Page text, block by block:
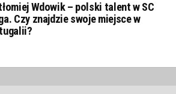
Wdowik – polski talent w SC
Czy znajdzie swoje miejsce w